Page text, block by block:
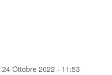
24 Ottobre 2022 - 11:53